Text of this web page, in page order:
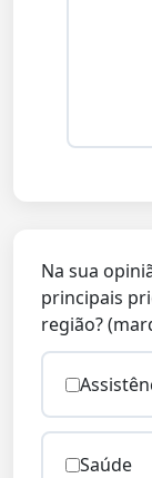
Na sua
principais
região?
Saúde